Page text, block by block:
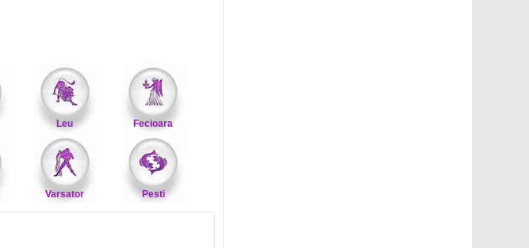
Leu Fecioara
Varsator Pesti